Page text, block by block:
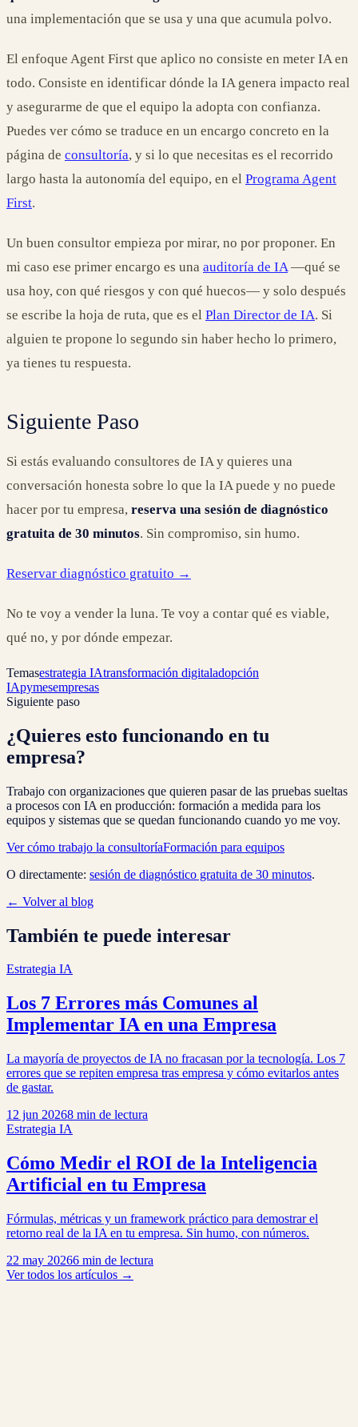
una implementación que se usa y una que acumula polvo.
El enfoque Agent First que aplico no consiste en meter IA en
todo. Consiste en identificar dónde la IA genera impacto real
y asegurarme de que el equipo la adopta con confianza.
Puedes ver cómo se traduce en un encargo concreto en la
página de consultoría, y si lo que necesitas es el recorrido
largo hasta la autonomía del equipo, en el Programa Agent
First.
Un buen consultor empieza por mirar, no por proponer. En
mi caso ese primer encargo es una auditoría de IA—qué se
usa hoy, con qué riesgos y con qué huecos— y solo después
se escribe la hoja de ruta, que es el Plan Director de IA. Si
alguien te propone lo segundo sin haber hecho lo primero,
ya tienes tu respuesta.
Siguiente Paso
Si estás evaluando consultores de IA y quieres una
conversación honesta sobre lo que la IA puede y no puede
hacer por tu empresa, reserva una sesión de diagnóstico
gratuita de 30 minutos. Sin compromiso, sin humo.
Reservar diagnóstico gratuito →
No te voy a vender la luna. Te voy a contar qué es viable,
qué no, y por dónde empezar.
Temasestrategia IAtransformación digitaladopción
IApymesempresas
Siguiente paso
¿Quieres esto funcionando en tu
empresa?
Trabajo con organizaciones que quieren pasar de las pruebas sueltas
a procesos con IA en producción: formación a medida para los
equipos y sistemas que se quedan funcionando cuando yo me voy.
Ver cómo trabajo la consultoríaFormación para equipos
O directamente: sesión de diagnóstico gratuita de 30 minutos.
← Volver al blog
También te puede interesar
Estrategia IA
Los 7 Errores más Comunes al
Implementar IA en una Empresa
La mayoría de proyectos de IA no fracasan por la tecnología. Los 7
errores que se repiten empresa tras empresa y cómo evitarlos antes
de gastar.
12 jun 20268 min de lectura
Estrategia IA
Cómo Medir el ROI de la Inteligencia
Artificial en tu Empresa
Fórmulas, métricas y un framework práctico para demostrar el
retorno real de la IA en tu empresa. Sin humo, con números.
22 may 20266 min de lectura
Ver todos los artículos →